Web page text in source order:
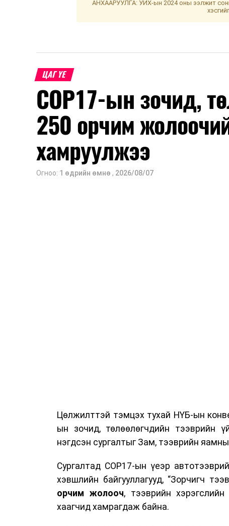
АНХААРУУЛГА: УИХ-ын 2024 оны ээлжит
ЦАГ ҮЕ
COP17-ын зочид,
250 орчим
хамруулжээ
Огноо: 1 өдрийн өмнө , 2026/08/07
Цөлжилттэй тэмцэх тухай НҮБ-ын
ын зочид, төлөөлөгчдийн тээврийн
нэгдсэн сургалтыг Зам, тээврийн
Сургалтад COP17-ын үеэр
хэвшлийн байгууллагууд, “Зорчигч
орчим жолооч, тээврийн
хаагчид хамрагдаж байна.